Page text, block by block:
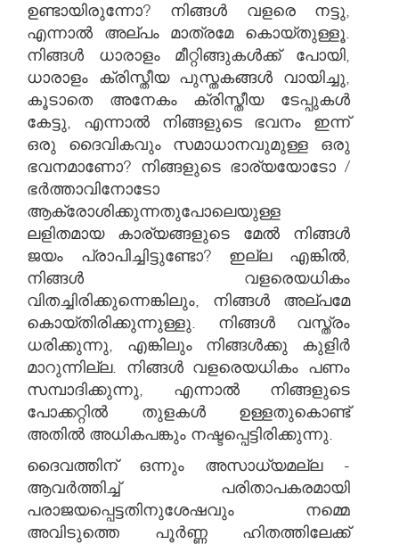
ഉണ്ടായിരുന്നോ? നിങ്ങൾ വളരെ നട്ടു,
എന്നാൽ അല്പം മാത്രമേ കൊയ്തുള്ളൂ.
നിങ്ങൾ ധാരാളം മീറ്റിങ്ങുകൾക്ക് പോയി,
ധാരാളം ക്രിസ്തീയ പുസ്തകങ്ങൾ വായിച്ചു,
കൂടാതെ അനേകം ക്രിസ്തീയ ടേപ്പുകൾ
കേട്ടു, എന്നാൽ നിങ്ങളുടെ ഭവനം ഇന്ന്
ഒരു ദൈവികവും സമാധാനവുമുള്ള ഒരു
ഭവനമാണോ? നിങ്ങളുടെ ഭാര്യയോടോ /
ഭർത്താവിനോടോ
ആക്രോശിക്കുന്നതുപോലെയുള്ള
ലളിതമായ കാര്യങ്ങളുടെ മേൽ നിങ്ങൾ
ജയം പ്രാപിച്ചിട്ടുണ്ടോ? ഇല്ല എങ്കിൽ,
നിങ്ങൾ വളരെയധികം
വിതച്ചിരിക്കുന്നെങ്കിലും, നിങ്ങൾ അല്പമേ
കൊയ്തിരിക്കുന്നുള്ളു. നിങ്ങൾ വസ്ത്രം
ധരിക്കുന്നു, എങ്കിലും നിങ്ങൾക്കു കുളിർ
മാറുന്നില്ല. നിങ്ങൾ വളരെയധികം പണം
സമ്പാദിക്കുന്നു, എന്നാൽ നിങ്ങളുടെ
പോക്കറ്റിൽ തുളകൾ ഉള്ളതുകൊണ്ട്
അതിൽ അധികപങ്കും നഷ്ടപ്പെട്ടിരിക്കുന്നു.
ദൈവത്തിന് ഒന്നും അസാധ്യമല്ല -
ആവർത്തിച്ച് പരിതാപകരമായി
പരാജയപ്പെട്ടതിനുശേഷവും നമ്മെ
അവിടുത്തെ പൂർണ്ണ ഹിതത്തിലേക്ക്